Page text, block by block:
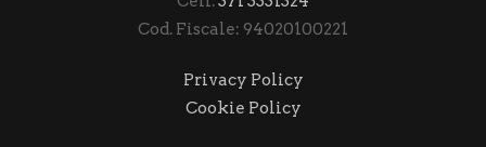
Cod. Fiscale: 94020100221
Privacy Policy
Cookie Policy